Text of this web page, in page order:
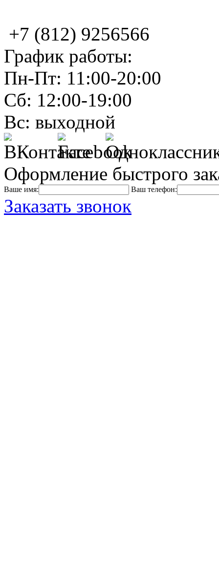
+7 (812) 9256566
График работы:
Пн-Пт: 11:00-20:00
Сб: 12:00-19:00
Вс: выходной
Оформление быстрого
Ваше имя: Ваш телефон:
Заказать звонок